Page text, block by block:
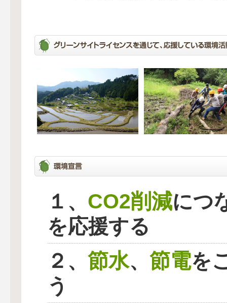
１、 CO2削減につ
を応援する
２、 節水、 節電を
う